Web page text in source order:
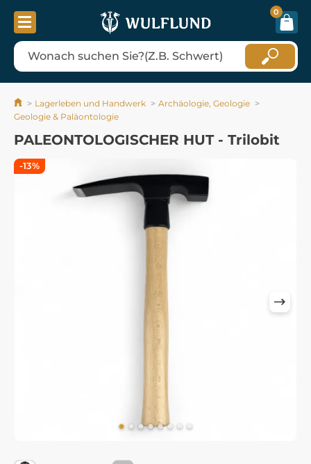
0
Lagerleben und Handwerk
Archäologie, Geologie
Geologie & Paläontologie
PALEONTOLOGISCHER HUT - Trilobit
-13%